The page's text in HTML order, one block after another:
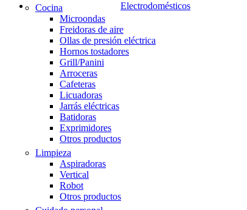
Electrodomésticos
Cocina
Microondas
Freidoras de aire
Ollas de presión eléctrica
Hornos tostadores
Grill/Panini
Arroceras
Cafeteras
Licuadoras
Jarrás eléctricas
Batidoras
Exprimidores
Otros productos
Limpieza
Aspiradoras
Vertical
Robot
Otros productos